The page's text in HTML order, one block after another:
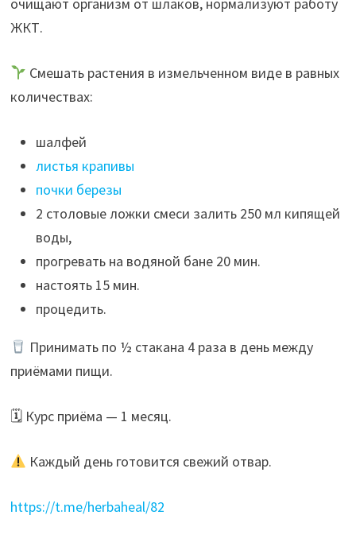
ЖКТ.
Смешать растения в измельченном виде в равных
количествах:
шалфей
листья крапивы
почки березы
2 столовые ложки смеси залить 250 мл кипящей
воды,
прогревать на водяной бане 20 мин.
настоять 15 мин.
процедить.
Принимать по ½ стакана 4 раза в день между
приёмами пищи.
🗓 Курс приёма — 1 месяц.
Каждый день готовится свежий отвар.
https://t.me/herbaheal/82